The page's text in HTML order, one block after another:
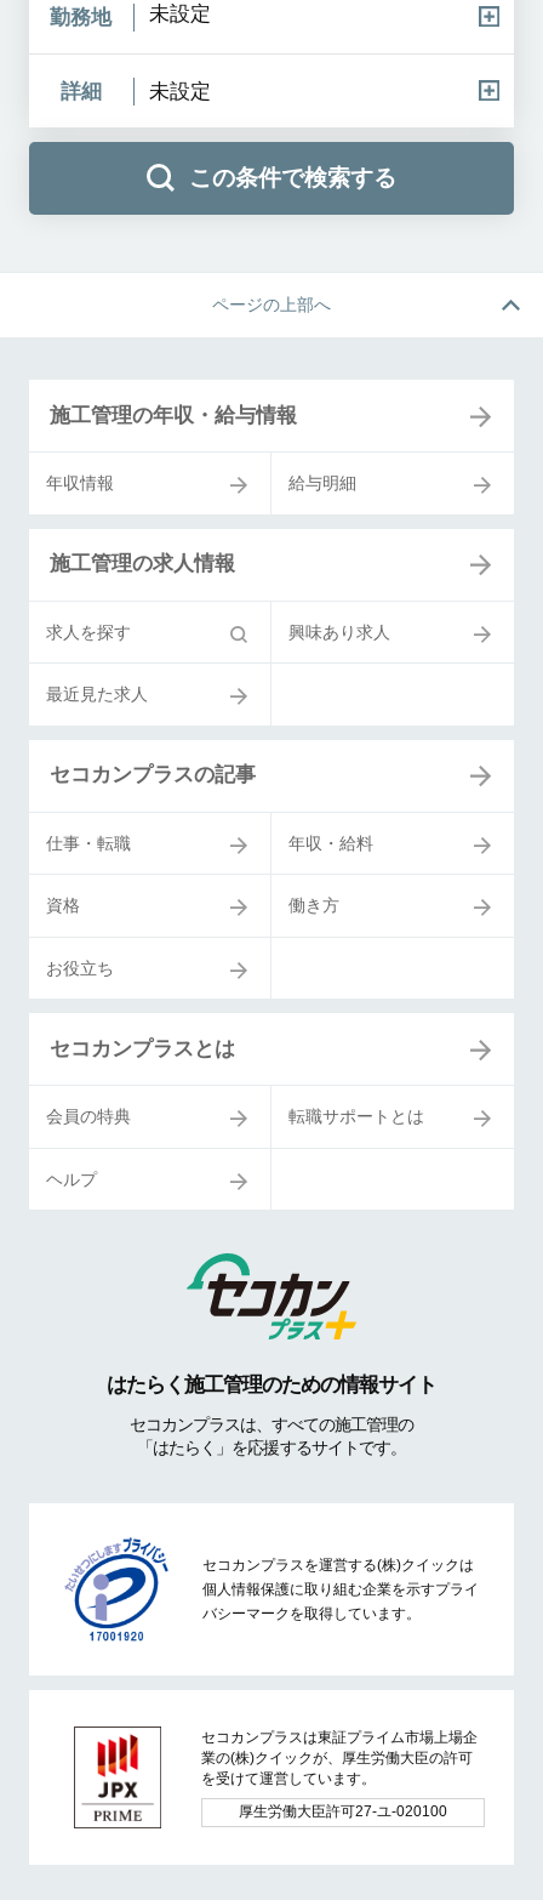
勤務地 未設定
詳細 未設定
この条件で検索する
ページの上部へ
施工管理の年収・給与情報
年収情報 給与明細
施工管理の求人情報
求人を探す 興味あり求人
最近見た求人
セコカンプラスの記事
仕事・転職 年収・給料
資格 働き方
お役立ち
セコカンプラスとは
会員の特典 転職サポートとは
ヘルプ
はたらく施工管理のための情報サイト
セコカンプラスは、すべての施工管理の
「はたらく」を応援するサイトです。
セコカンプラスを運営する(株)クイックは
個人情報保護に取り組む企業を示すプライ
バシーマークを取得しています。
セコカンプラスは東証プライム市場上場企
業の(株)クイックが、厚生労働大臣の許可
を受けて運営しています。
厚生労働大臣許可27-ユ-020100